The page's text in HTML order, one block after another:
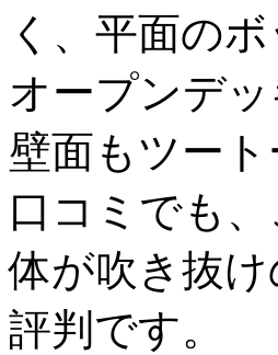
く、平面の
オープンデ
壁面もツー
口コミでも
体が吹き抜
評判です。